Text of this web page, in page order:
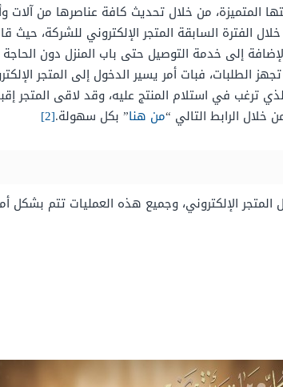
من خلال تحديث كافة عناصرها من آلات
الفترة السابقة المتجر الإلكتروني للشركة، حيث
إلى خدمة التوصيل حتى باب المنزل دون
الطلبات، فبات أمر يسير الدخول إلى المتجر
ترغب في استلام المنتج عليه، وقد لاقى المتجر
الرابط التالي “من هنا” بكل سهولة.[2]
الإلكتروني، وجميع هذه العمليات تتم بشكل